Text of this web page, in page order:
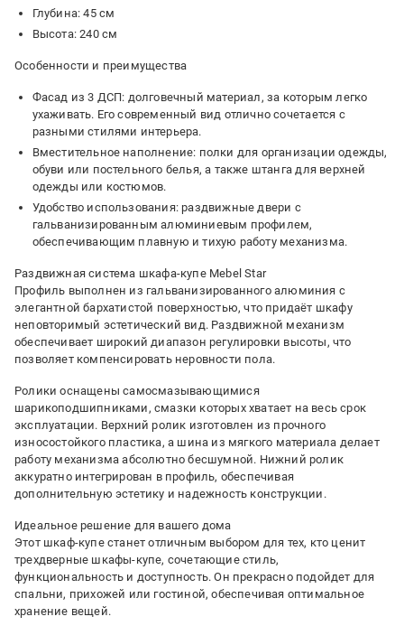
Глубина: 45 см
Высота: 240 см
Особенности и преимущества
Фасад из 3 ДСП: долговечный материал, за которым легко
ухаживать. Его современный вид отлично сочетается с
разными стилями интерьера.
Вместительное наполнение: полки для организации одежды,
обуви или постельного белья, а также штанга для верхней
одежды или костюмов.
Удобство использования: раздвижные двери с
гальванизированным алюминиевым профилем,
обеспечивающим плавную и тихую работу механизма.
Раздвижная система шкафа-купе Mebel Star
Профиль выполнен из гальванизированного алюминия с
элегантной бархатистой поверхностью, что придаёт шкафу
неповторимый эстетический вид. Раздвижной механизм
обеспечивает широкий диапазон регулировки высоты, что
позволяет компенсировать неровности пола.
Ролики оснащены самосмазывающимися
шарикоподшипниками, смазки которых хватает на весь срок
эксплуатации. Верхний ролик изготовлен из прочного
износостойкого пластика, а шина из мягкого материала делает
работу механизма абсолютно бесшумной. Нижний ролик
аккуратно интегрирован в профиль, обеспечивая
дополнительную эстетику и надежность конструкции.
Идеальное решение для вашего дома
Этот шкаф-купе станет отличным выбором для тех, кто ценит
трехдверные шкафы-купе, сочетающие стиль,
функциональность и доступность. Он прекрасно подойдет для
спальни, прихожей или гостиной, обеспечивая оптимальное
хранение вещей.